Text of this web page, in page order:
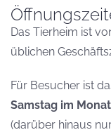
Das Tierheim ist
üblichen
Für Besucher ist
Samstag im
(darüber hinaus